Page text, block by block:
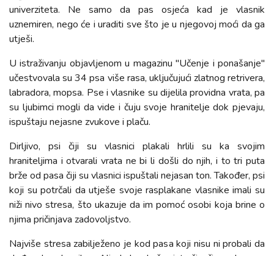
univerziteta. Ne samo da pas osjeća kad je vlasnik
uznemiren, nego će i uraditi sve što je u njegovoj moći da ga
utješi.
U istraživanju objavljenom u magazinu "Učenje i ponašanje"
učestvovala su 34 psa više rasa, uključujući zlatnog retrivera,
labradora, mopsa. Pse i vlasnike su dijelila providna vrata, pa
su ljubimci mogli da vide i čuju svoje hranitelje dok pjevaju,
ispuštaju nejasne zvukove i plaču.
Dirljivo, psi čiji su vlasnici plakali hrlili su ka svojim
hraniteljima i otvarali vrata ne bi li došli do njih, i to tri puta
brže od pasa čiji su vlasnici ispuštali nejasan ton. Također, psi
koji su potrčali da utješe svoje rasplakane vlasnike imali su
niži nivo stresa, što ukazuje da im pomoć osobi koja brine o
njima pričinjava zadovoljstvo.
Najviše stresa zabilježeno je kod pasa koji nisu ni probali da